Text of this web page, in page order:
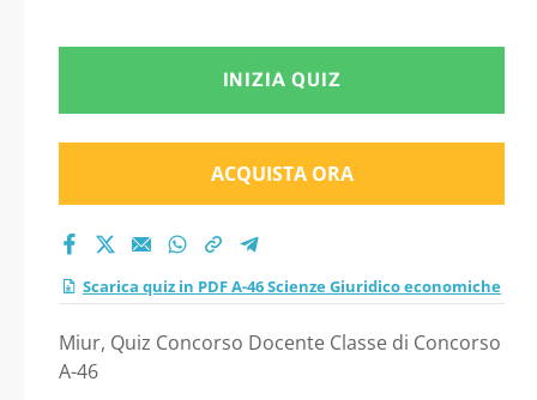
INIZIA QUIZ
ACQUISTA ORA
Scarica quiz in PDF A-46 Scienze Giuridico economiche
Miur, Quiz Concorso Docente Classe di Concorso
A-46